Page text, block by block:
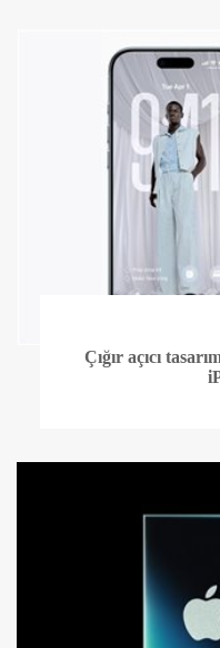
Çığır açıcı